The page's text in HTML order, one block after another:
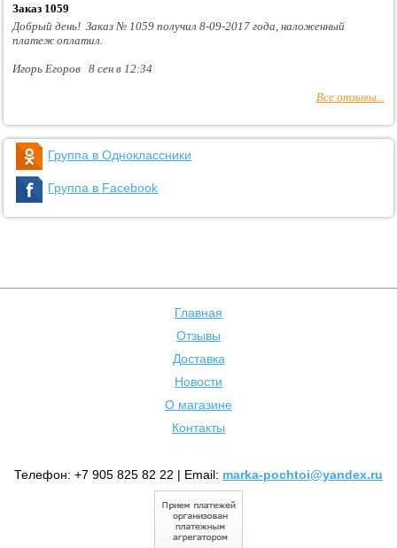
Заказ 1059
Добрый день! Заказ № 1059 получил 8-09-2017 года, наложенный
платеж оплатил.
Игорь Егоров 8 сен в 12:34
Все отзывы...
Группа в Одноклассники
Группа в Facebook
Главная
Отзывы
Доставка
Новости
О магазине
Контакты
Телефон: +7 905 825 82 22 | Email: marka-pochtoi@yandex.ru